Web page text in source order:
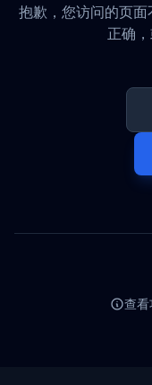
抱歉，您访问的页
正确
查